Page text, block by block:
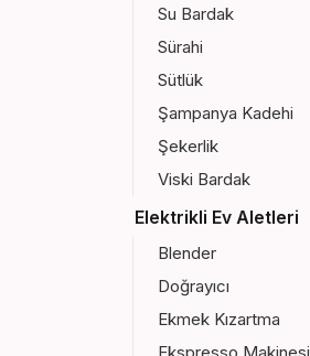
Su Bardak
Sürahi
Sütlük
Şampanya Kadehi
Şekerlik
Viski Bardak
Elektrikli Ev Aletleri
Blender
Doğrayıcı
Ekmek Kızartma